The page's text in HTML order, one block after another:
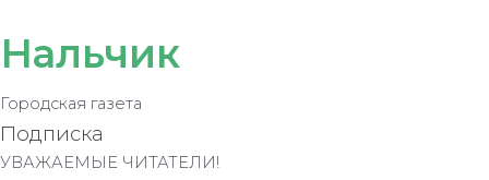
Нальчик
Городская газета
Подписка
УВАЖАЕМЫЕ ЧИТАТЕЛИ!